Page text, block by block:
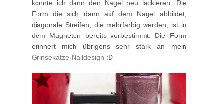
konnte ich dann den Nagel neu lackieren. Die
Form die sich dann auf dem Nagel abbildet,
diagonale Streifen, die mehrfarbig werden, ist in
dem Magneten bereits vorbestimmt. Die Form
erinnert mich übrigens sehr stark an mein
Grinsekatze-Naildesign :D